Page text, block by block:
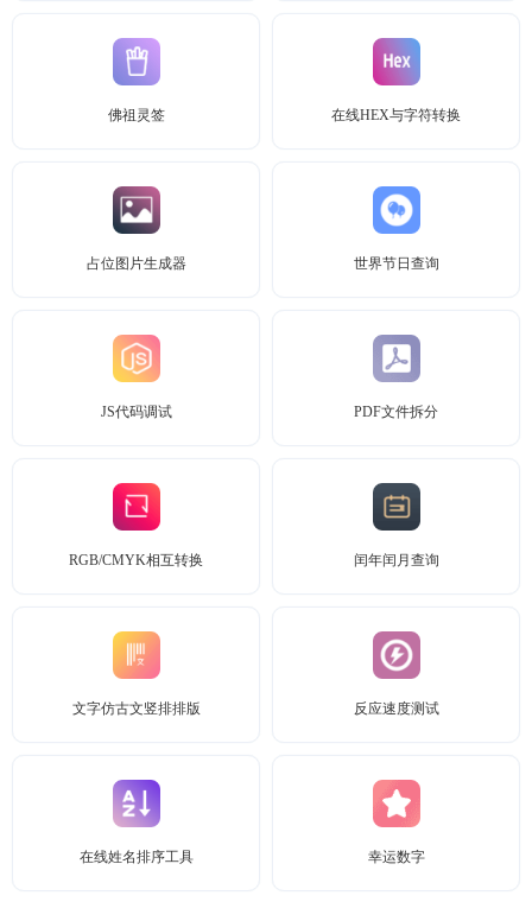
佛祖灵签 在线HEX与字符转换
占位图片生成器 世界节日查询
JS代码调试 PDF文件拆分
RGB/CMYK相互转换 闰年闰月查询
文字仿古文竖排排版 反应速度测试
在线姓名排序工具 幸运数字